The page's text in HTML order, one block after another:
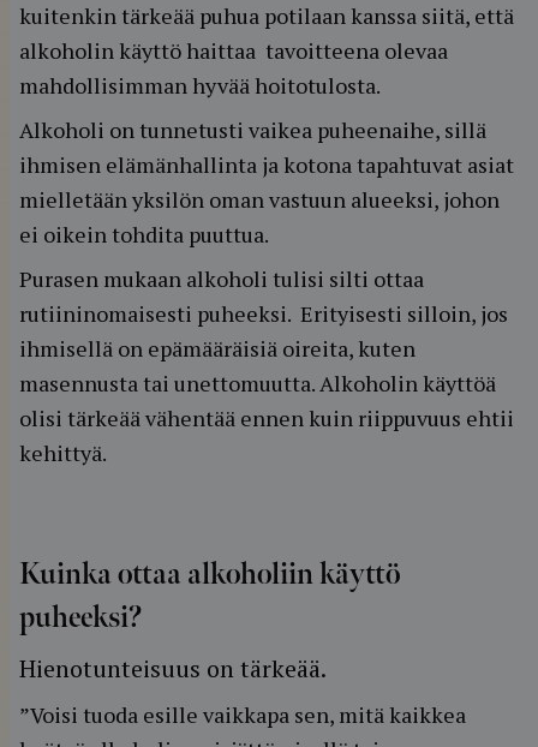
kuitenkin tärkeää puhua potilaan kanssa siitä, että
alkoholin käyttö haittaa tavoitteena olevaa
mahdollisimman hyvää hoitotulosta.
Alkoholi on tunnetusti vaikea puheenaihe, sillä
ihmisen elämänhallinta ja kotona tapahtuvat asiat
mielletään yksilön oman vastuun alueeksi, johon
ei oikein tohdita puuttua.
Purasen mukaan alkoholi tulisi silti ottaa
rutiininomaisesti puheeksi. Erityisesti silloin, jos
ihmisellä on epämääräisiä oireita, kuten
masennusta tai unettomuutta. Alkoholin käyttöä
olisi tärkeää vähentää ennen kuin riippuvuus ehtii
kehittyä.
Kuinka ottaa alkoholiin käyttö
puheeksi?
Hienotunteisuus on tärkeää.
”Voisi tuoda esille vaikkapa sen, mitä kaikkea